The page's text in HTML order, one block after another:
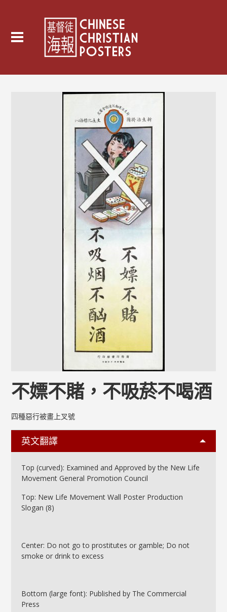
不嫖不賭，不吸菸不喝酒
四種惡行被畫上叉號
英文翻譯
Top (curved): Examined and Approved by the New Life
Movement General Promotion Council
Top: New Life Movement Wall Poster Production
Slogan (8)
Center: Do not go to prostitutes or gamble; Do not
smoke or drink to excess
Bottom (large font): Published by The Commercial
Press